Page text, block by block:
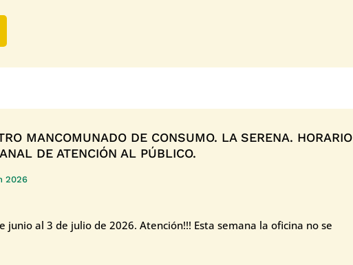
MANCOMUNADO DE CONSUMO. LA SERENA. HORARIO
DE ATENCIÓN AL PÚBLICO.
2026
junio al 3 de julio de 2026. Atención!!! Esta semana la oficina no se